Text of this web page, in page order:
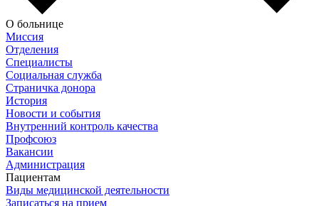
О больнице
Миссия
Отделения
Специалисты
Социальная служба
Страничка донора
История
Новости и события
Внутренний контроль качества
Профсоюз
Вакансии
Администрация
Пациентам
Виды медицинской деятельности
Записаться на прием